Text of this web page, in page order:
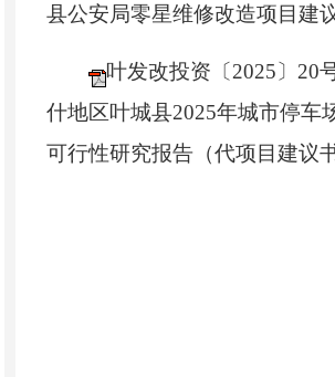
县公安局零星维修改造项目建
叶发改投资〔2025〕20
什地区叶城县2025年城市停车
可行性研究报告（代项目建议